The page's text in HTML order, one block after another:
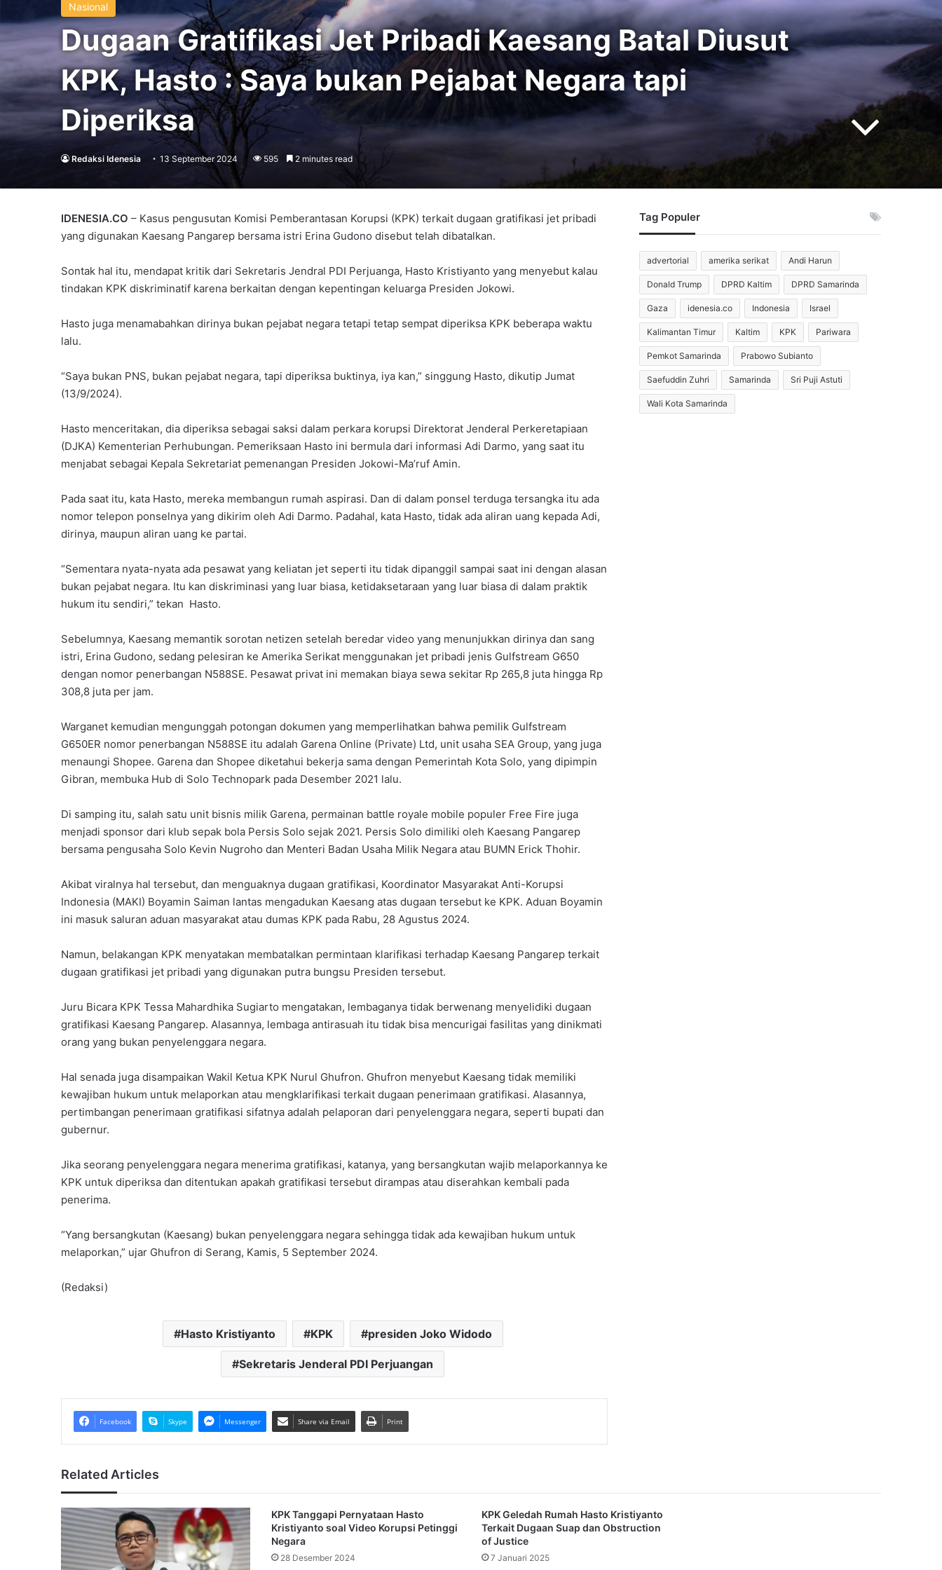
Nasional
Dugaan Gratifikasi Jet Pribadi Kaesang Batal Diusut
KPK, Hasto : Saya bukan Pejabat Negara tapi
Diperiksa
Redaksi Idenesia 13 September 2024 595 2 minutes read
IDENESIA.CO – Kasus pengusutan Komisi Pemberantasan Korupsi (KPK) terkait dugaan gratifikasi jet pribadi
yang digunakan Kaesang Pangarep bersama istri Erina Gudono disebut telah dibatalkan.
Sontak hal itu, mendapat kritik dari Sekretaris Jendral PDI Perjuanga, Hasto Kristiyanto yang menyebut kalau
tindakan KPK diskriminatif karena berkaitan dengan kepentingan keluarga Presiden Jokowi.
Hasto juga menamabahkan dirinya bukan pejabat negara tetapi tetap sempat diperiksa KPK beberapa waktu
lalu.
“Saya bukan PNS, bukan pejabat negara, tapi diperiksa buktinya, iya kan,” singgung Hasto, dikutip Jumat
(13/9/2024).
Hasto menceritakan, dia diperiksa sebagai saksi dalam perkara korupsi Direktorat Jenderal Perkeretapiaan
(DJKA) Kementerian Perhubungan. Pemeriksaan Hasto ini bermula dari informasi Adi Darmo, yang saat itu
menjabat sebagai Kepala Sekretariat pemenangan Presiden Jokowi-Ma’ruf Amin.
Pada saat itu, kata Hasto, mereka membangun rumah aspirasi. Dan di dalam ponsel terduga tersangka itu ada
nomor telepon ponselnya yang dikirim oleh Adi Darmo. Padahal, kata Hasto, tidak ada aliran uang kepada Adi,
dirinya, maupun aliran uang ke partai.
“Sementara nyata-nyata ada pesawat yang keliatan jet seperti itu tidak dipanggil sampai saat ini dengan alasan
bukan pejabat negara. Itu kan diskriminasi yang luar biasa, ketidaksetaraan yang luar biasa di dalam praktik
hukum itu sendiri,” tekan Hasto.
Sebelumnya, Kaesang memantik sorotan netizen setelah beredar video yang menunjukkan dirinya dan sang
istri, Erina Gudono, sedang pelesiran ke Amerika Serikat menggunakan jet pribadi jenis Gulfstream G650
dengan nomor penerbangan N588SE. Pesawat privat ini memakan biaya sewa sekitar Rp 265,8 juta hingga Rp
308,8 juta per jam.
Warganet kemudian mengunggah potongan dokumen yang memperlihatkan bahwa pemilik Gulfstream
G650ER nomor penerbangan N588SE itu adalah Garena Online (Private) Ltd, unit usaha SEA Group, yang juga
menaungi Shopee. Garena dan Shopee diketahui bekerja sama dengan Pemerintah Kota Solo, yang dipimpin
Gibran, membuka Hub di Solo Technopark pada Desember 2021 lalu.
Di samping itu, salah satu unit bisnis milik Garena, permainan battle royale mobile populer Free Fire juga
menjadi sponsor dari klub sepak bola Persis Solo sejak 2021. Persis Solo dimiliki oleh Kaesang Pangarep
bersama pengusaha Solo Kevin Nugroho dan Menteri Badan Usaha Milik Negara atau BUMN Erick Thohir.
Akibat viralnya hal tersebut, dan menguaknya dugaan gratifikasi, Koordinator Masyarakat Anti-Korupsi
Indonesia (MAKI) Boyamin Saiman lantas mengadukan Kaesang atas dugaan tersebut ke KPK. Aduan Boyamin
ini masuk saluran aduan masyarakat atau dumas KPK pada Rabu, 28 Agustus 2024.
Namun, belakangan KPK menyatakan membatalkan permintaan klarifikasi terhadap Kaesang Pangarep terkait
dugaan gratifikasi jet pribadi yang digunakan putra bungsu Presiden tersebut.
Juru Bicara KPK Tessa Mahardhika Sugiarto mengatakan, lembaganya tidak berwenang menyelidiki dugaan
gratifikasi Kaesang Pangarep. Alasannya, lembaga antirasuah itu tidak bisa mencurigai fasilitas yang dinikmati
orang yang bukan penyelenggara negara.
Hal senada juga disampaikan Wakil Ketua KPK Nurul Ghufron. Ghufron menyebut Kaesang tidak memiliki
kewajiban hukum untuk melaporkan atau mengklarifikasi terkait dugaan penerimaan gratifikasi. Alasannya,
pertimbangan penerimaan gratifikasi sifatnya adalah pelaporan dari penyelenggara negara, seperti bupati dan
gubernur.
Jika seorang penyelenggara negara menerima gratifikasi, katanya, yang bersangkutan wajib melaporkannya ke
KPK untuk diperiksa dan ditentukan apakah gratifikasi tersebut dirampas atau diserahkan kembali pada
penerima.
“Yang bersangkutan (Kaesang) bukan penyelenggara negara sehingga tidak ada kewajiban hukum untuk
melaporkan,” ujar Ghufron di Serang, Kamis, 5 September 2024.
(Redaksi)
Hasto Kristiyanto KPK presiden Joko Widodo
Sekretaris Jenderal PDI Perjuangan
Facebook Skype Messenger Share via Email Print
Tag Populer
advertorial amerika serikat Andi Harun
Donald Trump DPRD Kaltim DPRD Samarinda
Gaza idenesia.co Indonesia Israel
Kalimantan Timur Kaltim KPK Pariwara
Pemkot Samarinda Prabowo Subianto
Saefuddin Zuhri Samarinda Sri Puji Astuti
Wali Kota Samarinda
Related Articles
KPK Tanggapi Pernyataan Hasto
Kristiyanto soal Video Korupsi Petinggi
Negara
28 Desember 2024
KPK Geledah Rumah Hasto Kristiyanto
Terkait Dugaan Suap dan Obstruction
of Justice
7 Januari 2025